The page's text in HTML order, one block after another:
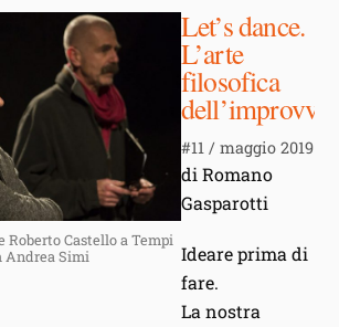
Roberto Castello a Tempi
Andrea Simi
Let’s dance.
L’arte
filosofica
#11 / maggio 2019
di Romano
Gasparotti
Ideare prima di
fare.
La nostra